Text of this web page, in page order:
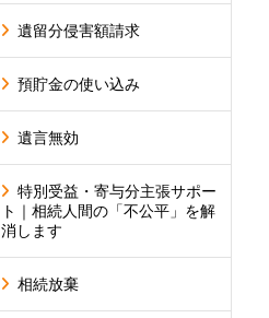
遺留分侵害額請求
預貯金の使い込み
遺言無効
特別受益・寄与分主張サポー
ト｜相続人間の「不公平」を解
消します
相続放棄